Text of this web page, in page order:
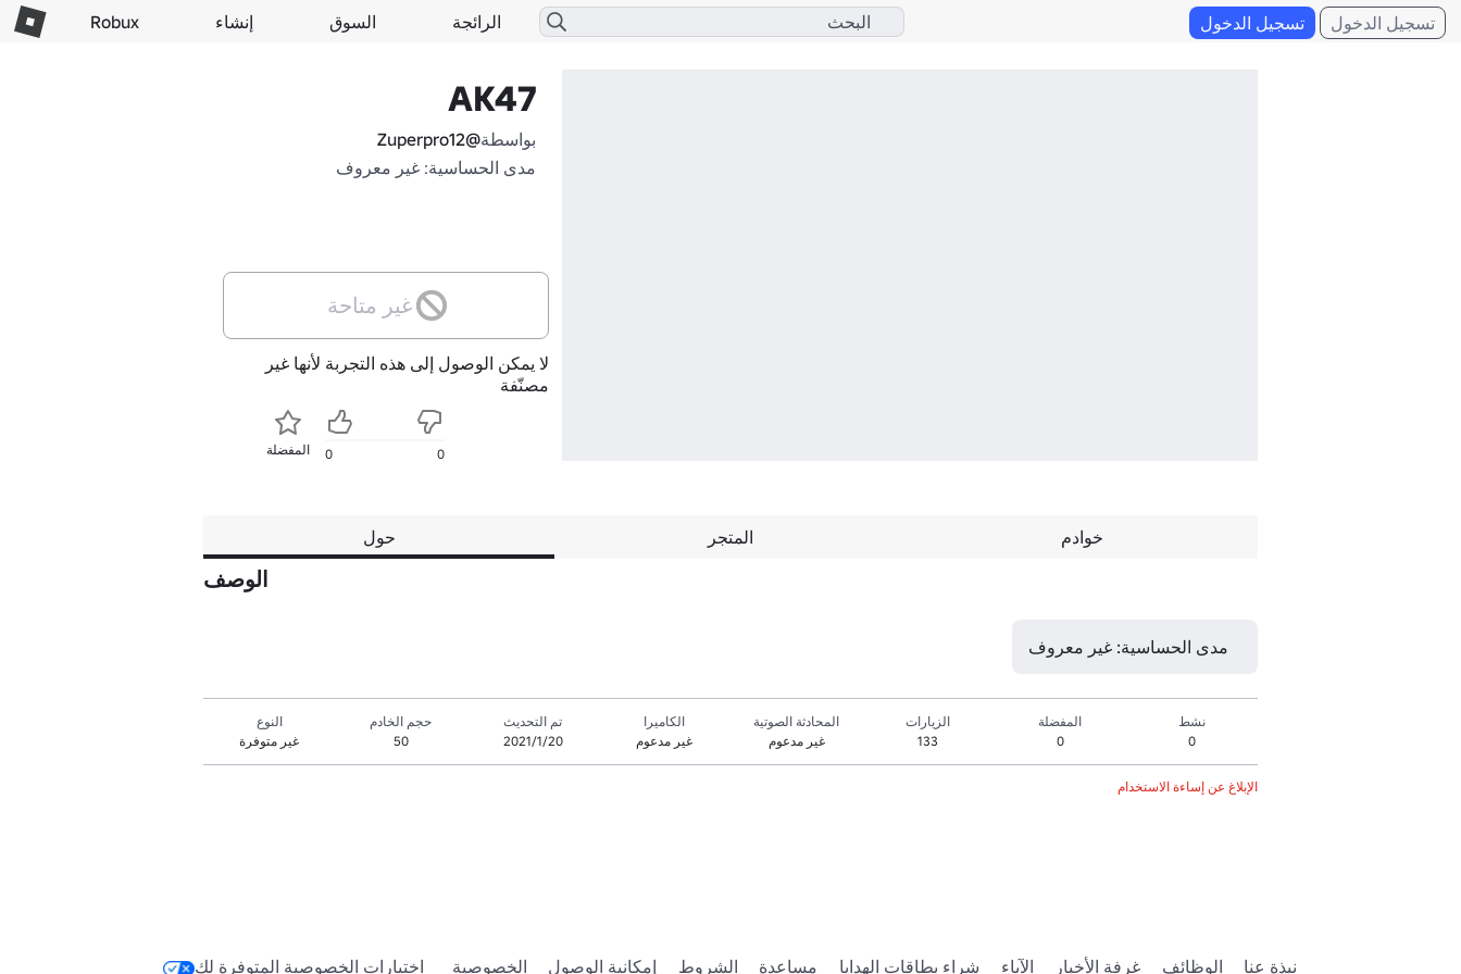
الرائجة السوق إنشاء Robux تسجيل الدخول تسجيل الدخول
AK47
بواسطة@Zuperpro12
مدى الحساسية: غير معروف
غير متاحة
لا يمكن الوصول إلى هذه التجربة لأنها غير
مصنّفة
المفضلة 0 0
حول المتجر خوادم
الوصف
مدى الحساسية: غير معروف
نشط
0
المفضلة
0
الزيارات
133
المحادثة الصوتية
غير مدعوم
الكاميرا
غير مدعوم
تم التحديث
20‏/1‏/2021
حجم الخادم
50
النوع
غير متوفرة
الإبلاغ عن إساءة الاستخدام
نبذة عنا الوظائف غرفة الأخبار الآباء شراء بطاقات الهدايا مساعدة الشروط إمكانية الوصول الخصوصية اختيارات الخصوصية المتوفرة لك